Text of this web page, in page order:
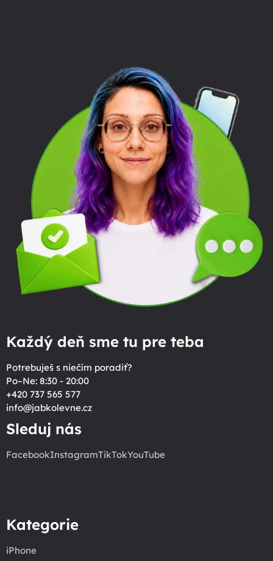
Každý deň sme tu pre teba
Potrebuješ s niečím poradiť?
Po–Ne: 8:30 - 20:00
+420 737 565 577
info@jabkolevne.cz
Sleduj nás
FacebookInstagramTikTokYouTube
Kategorie
iPhone